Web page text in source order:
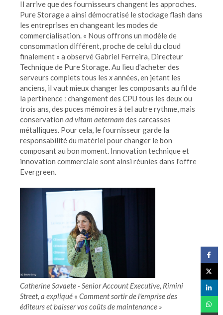
Il arrive que des fournisseurs changent les approches.
Pure Storage a ainsi démocratisé le stockage flash dans
les entreprises en changeant les modes de
commercialisation. « Nous offrons un modèle de
consommation différent, proche de celui du cloud
finalement » a observé Gabriel Ferreira, Directeur
Technique de Pure Storage. Au lieu d'acheter des
serveurs complets tous les xannées, en jetant les
anciens, il vaut mieux changer les composants au fil de
la pertinence : changement des CPU tous les deux ou
trois ans, des puces mémoires à tel autre rythme, mais
conservation ad vitam aeternam des carcasses
métalliques. Pour cela, le fournisseur garde la
responsabilité du matériel pour changer le bon
composant au bon moment. Innovation technique et
innovation commerciale sont ainsi réunies dans l'offre
Evergreen.
Catherine Savaete - Senior Account Executive, Rimini
Street, a expliqué « Comment sortir de l'emprise des
éditeurs et baisser vos coûts de maintenance »